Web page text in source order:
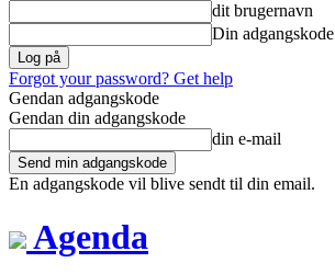
dit brugernavn
Din adgangskode
Forgot your password? Get help
Gendan adgangskode
Gendan din adgangskode
din e-mail
En adgangskode vil blive sendt til din email.
Agenda